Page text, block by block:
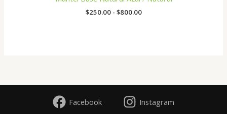
$250.00 - $800.00
$250.00
hasta
Facebook Instagram